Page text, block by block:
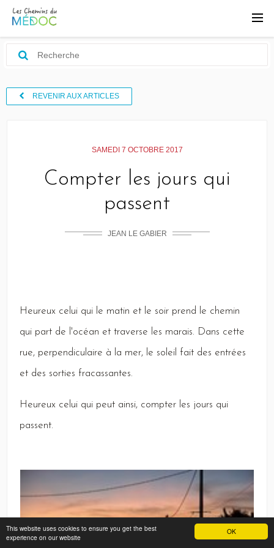
OK
This website uses cookies to ensure you get the best
experience on our website
REVENIR AUX ARTICLES
SAMEDI 7 OCTOBRE 2017
Compter les jours qui
passent
JEAN LE GABIER
Heureux celui qui le matin et le soir prend le chemin
qui part de l'océan et traverse les marais. Dans cette
rue, perpendiculaire à la mer, le soleil fait des entrées
et des sorties fracassantes.
Heureux celui qui peut ainsi, compter les jours qui
passent.